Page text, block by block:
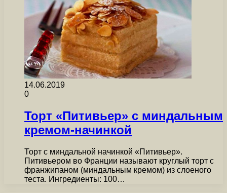
14.06.2019
0
Торт «Питивьер» с миндальным
кремом-начинкой
Торт с миндальной начинкой «Питивьер».
Питивьером во Франции называют круглый торт с
франжипаном (миндальным кремом) из слоеного
теста. Ингредиенты: 100…